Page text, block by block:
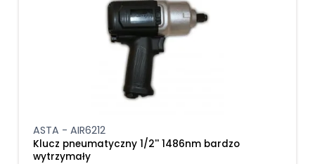
ASTA - AIR6212
Klucz pneumatyczny 1/2'' 1486nm bardzo
wytrzymały